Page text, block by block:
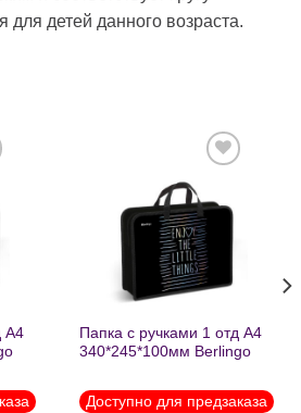
для детей данного возраста.
А4
Добавить
в список
желаний
Папка с ручками 1 отд А4
340*245*100мм Berlingo
пластик на молнии 1215
Доступно для предзаказа